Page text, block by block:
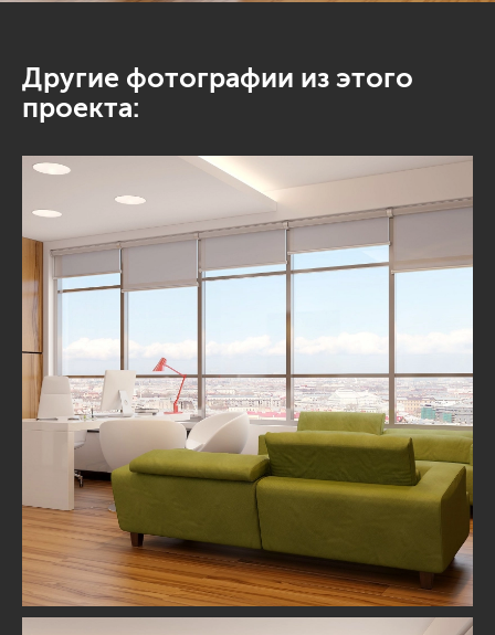
Другие фотографии из этого
проекта: